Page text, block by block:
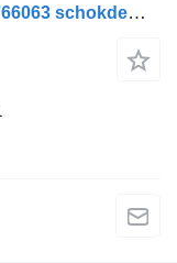
Volvo Rear axel shock absorber 20766063 schokdemper voor Volvo FM300 trekker